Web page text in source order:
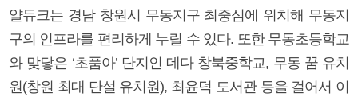
얄듀크는 경남 창원시 무동지구 최중심에 위치해 무동지
구의 인프라를 편리하게 누릴 수 있다. 또한 무동초등학교
와 맞닿은 ‘초품아’ 단지인 데다 창북중학교, 무동 꿈 유치
원(창원 최대 단설 유치원), 최윤덕 도서관 등을 걸어서 이